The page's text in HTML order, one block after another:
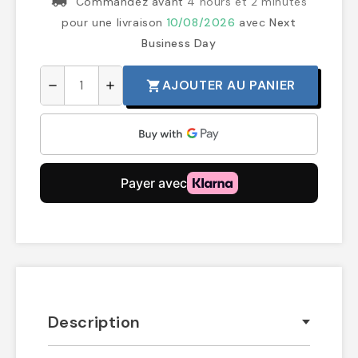
pour une livraison 10/08/2026 avecNext
Business Day
remove add shopping_cartAJOUTER AU PANIER
Description